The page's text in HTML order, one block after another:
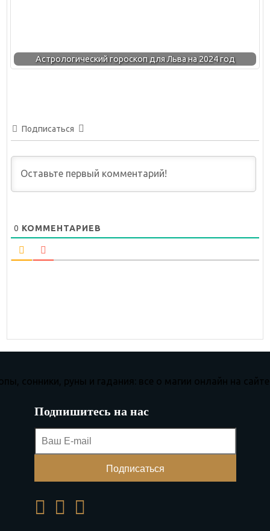
Астрологический гороскоп для Льва на 2024 год
Подписаться
0 КОММЕНТАРИЕВ
Подпишитесь на нас